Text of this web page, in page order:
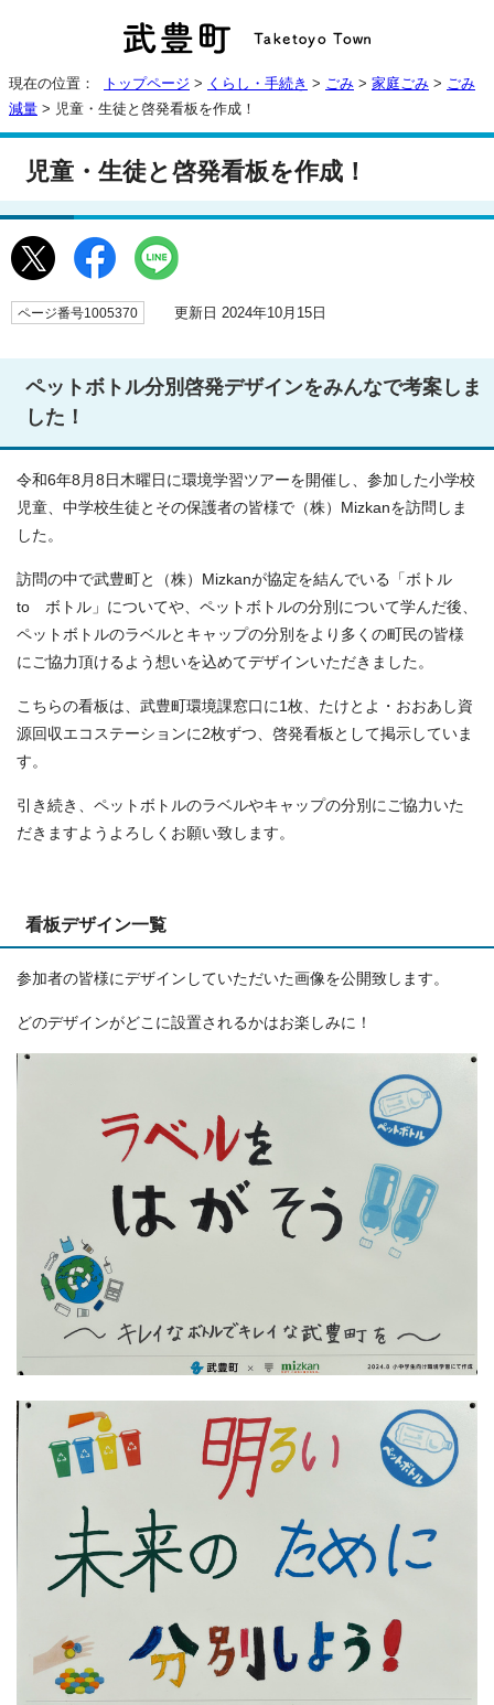
現在の位置： トップページ > くらし・手続き > ごみ > 家庭ごみ > ごみ
減量 > 児童・生徒と啓発看板を作成！
児童・生徒と啓発看板を作成！
ページ番号1005370 更新日 2024年10月15日
ペットボトル分別啓発デザインをみんなで考案しま
した！
令和6年8月8日木曜日に環境学習ツアーを開催し、参加した小学校
児童、中学校生徒とその保護者の皆様で（株）Mizkanを訪問しま
した。
訪問の中で武豊町と（株）Mizkanが協定を結んでいる「ボトル
to ボトル」についてや、ペットボトルの分別について学んだ後、
ペットボトルのラベルとキャップの分別をより多くの町民の皆様
にご協力頂けるよう想いを込めてデザインいただきました。
こちらの看板は、武豊町環境課窓口に1枚、たけとよ・おおあし資
源回収エコステーションに2枚ずつ、啓発看板として掲示していま
す。
引き続き、ペットボトルのラベルやキャップの分別にご協力いた
だきますようよろしくお願い致します。
看板デザイン一覧
参加者の皆様にデザインしていただいた画像を公開致します。
どのデザインがどこに設置されるかはお楽しみに！